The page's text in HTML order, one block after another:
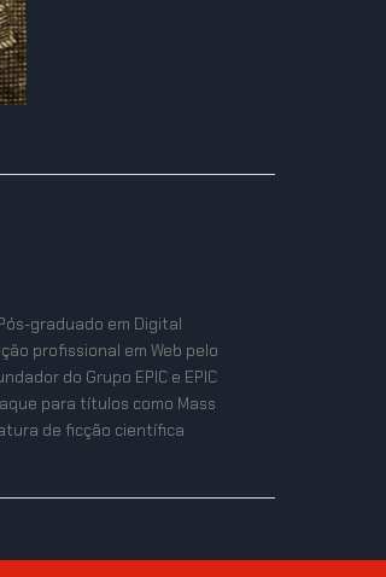
graduado em Digital
profissional em Web pelo
do Grupo EPIC e EPIC
para títulos como Mass
de ficção científica